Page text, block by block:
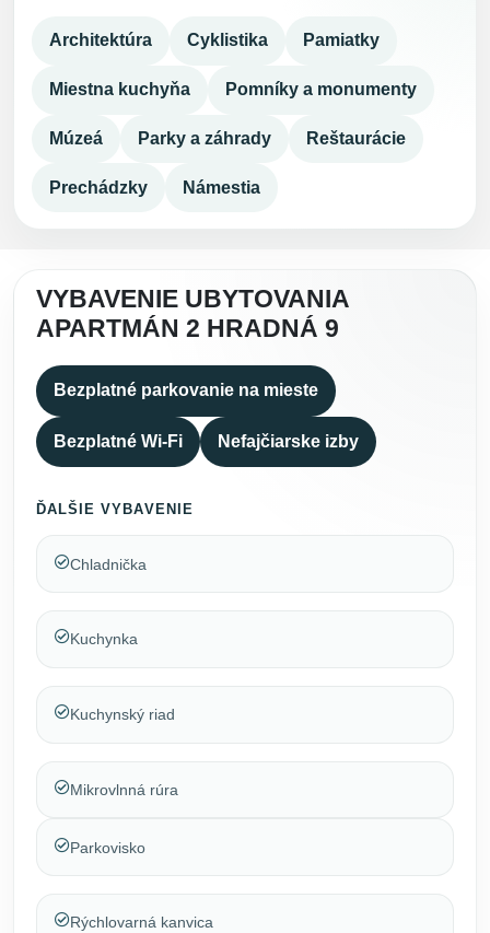
Architektúra Cyklistika Pamiatky
Miestna kuchyňa Pomníky a monumenty
Múzeá Parky a záhrady Reštaurácie
Prechádzky Námestia
VYBAVENIE UBYTOVANIA
APARTMÁN 2 HRADNÁ 9
Bezplatné parkovanie na mieste
Bezplatné Wi-Fi Nefajčiarske izby
ĎALŠIE VYBAVENIE
Chladnička
Kuchynka
Kuchynský riad
Mikrovlnná rúra
Parkovisko
Rýchlovarná kanvica